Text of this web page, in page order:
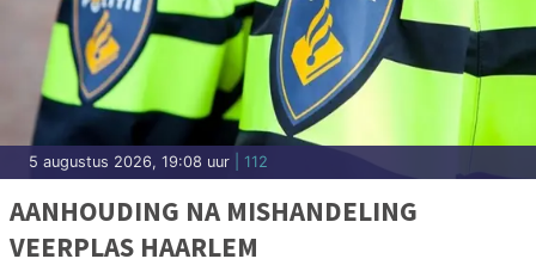
5 augustus 2026, 19:08 uur | 112
AANHOUDING NA MISHANDELING
VEERPLAS HAARLEM